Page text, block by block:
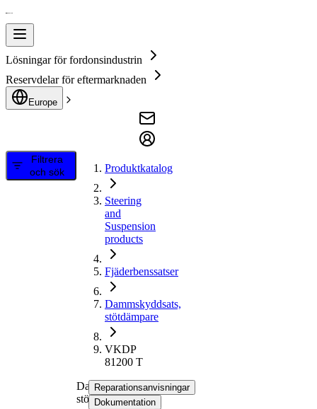
Lösningar för fordonsindustrin
Reservdelar för eftermarknaden
Europe
Filtrera
och sök
Produktkatalog
Steering
and
Suspension
products
Fjäderbenssatser
Dammskyddsats,
stötdämpare
VKDP
81200 T
Dammskyddsats,
stötdämpare
Reparationsanvisningar
Dokumentation